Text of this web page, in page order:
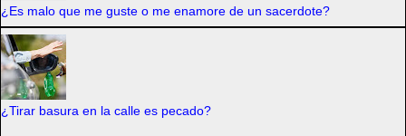
¿Es malo que me guste o me enamore de un sacerdote?
¿Tirar basura en la calle es pecado?